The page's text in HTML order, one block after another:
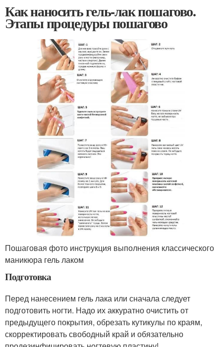
Как наносить гель-лак пошагово.
Этапы процедуры пошагово
Пошаговая фото инструкция выполнения классического
маникюра гель лаком
Подготовка
Перед нанесением гель лака или сначала следует
подготовить ногти. Надо их аккуратно очистить от
предыдущего покрытия, обрезать кутикулы по краям,
скорректировать свободный край и обязательно